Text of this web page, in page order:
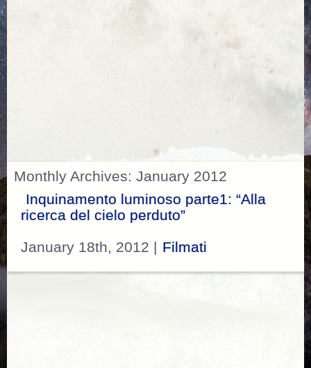
Monthly Archives: January 2012
Inquinamento luminoso parte1: “Alla
ricerca del cielo perduto”
January 18th, 2012 | Filmati